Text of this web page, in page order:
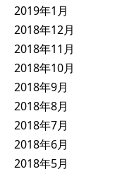
2019年1月
2018年12月
2018年11月
2018年10月
2018年9月
2018年8月
2018年7月
2018年6月
2018年5月